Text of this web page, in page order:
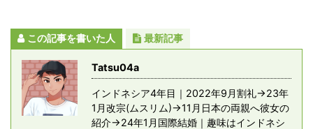
この記事を書いた人 最新記事
Tatsu04a
インドネシア4年目｜2022年9月割礼→23年
1月改宗(ムスリム)→11月日本の両親へ彼女の
紹介→24年1月国際結婚｜趣味はインドネシ